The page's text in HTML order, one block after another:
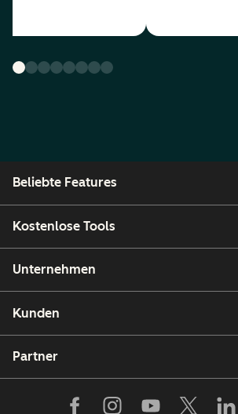
Beliebte Features
Kostenlose Tools
Unternehmen
Kunden
Partner